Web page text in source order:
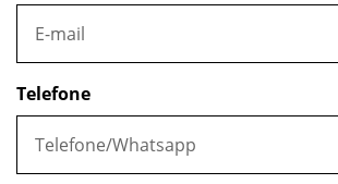
Telefone